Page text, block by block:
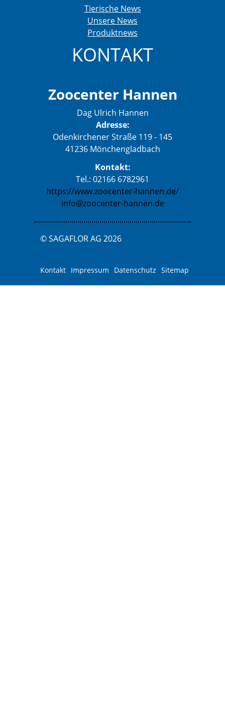
Tierische News
Unsere News
Produktnews
KONTAKT
Zoocenter Hannen
Dag Ulrich Hannen
Adresse:
Odenkirchener Straße 119 - 145
41236 Mönchengladbach
Kontakt:
Tel.: 02166 6782961
https://www.zoocenter-hannen.de/
info@zoocenter-hannen.de
© SAGAFLOR AG 2026
Kontakt Impressum Datenschutz Sitemap